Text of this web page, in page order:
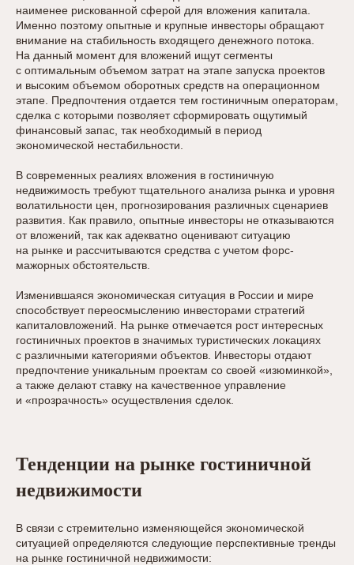
наименее рискованной сферой для вложения капитала.
Именно поэтому опытные и крупные инвесторы обращают
внимание на стабильность входящего денежного потока.
На данный момент для вложений ищут сегменты
с оптимальным объемом затрат на этапе запуска проектов
и высоким объемом оборотных средств на операционном
этапе. Предпочтения отдается тем гостиничным операторам,
сделка с которыми позволяет сформировать ощутимый
финансовый запас, так необходимый в период
экономической нестабильности.
В современных реалиях вложения в гостиничную
недвижимость требуют тщательного анализа рынка и уровня
волатильности цен, прогнозирования различных сценариев
развития. Как правило, опытные инвесторы не отказываются
от вложений, так как адекватно оценивают ситуацию
на рынке и рассчитываются средства с учетом форс-
мажорных обстоятельств.
Изменившаяся экономическая ситуация в России и мире
способствует переосмыслению инвесторами стратегий
капиталовложений. На рынке отмечается рост интересных
гостиничных проектов в значимых туристических локациях
с различными категориями объектов. Инвесторы отдают
предпочтение уникальным проектам со своей «изюминкой»,
а также делают ставку на качественное управление
и «прозрачность» осуществления сделок.
Тенденции на рынке гостиничной
недвижимости
В связи с стремительно изменяющейся экономической
ситуацией определяются следующие перспективные тренды
на рынке гостиничной недвижимости: